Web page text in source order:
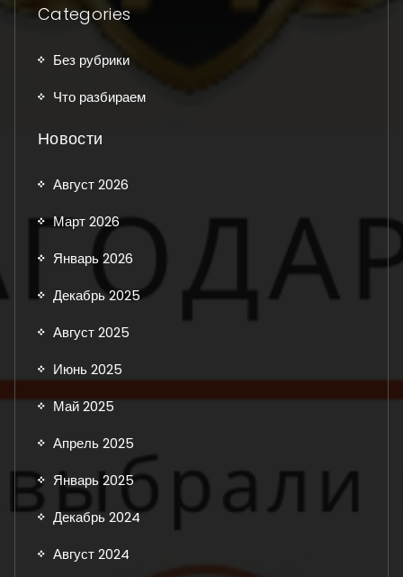
Categories
Без рубрики
Что разбираем
Новости
Август 2026
Март 2026
Январь 2026
Декабрь 2025
Август 2025
Июнь 2025
Май 2025
Апрель 2025
Январь 2025
Декабрь 2024
Август 2024